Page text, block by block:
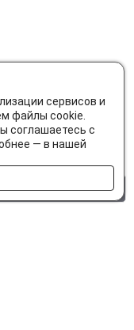
сервисов и
файлы cookie.
соглашаетесь с
— в нашей